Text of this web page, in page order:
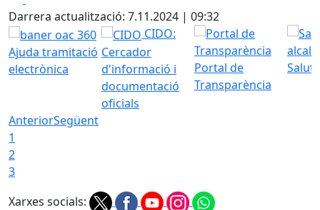
+
−
Darrera actualització: 7.11.2024 | 09:32
Ajuda tramitació
electrònica
CIDO:
Cercador
d'informació i
documentació
oficials
Portal de
Transparència
AnteriorSegüent
1
2
3
Xarxes socials: